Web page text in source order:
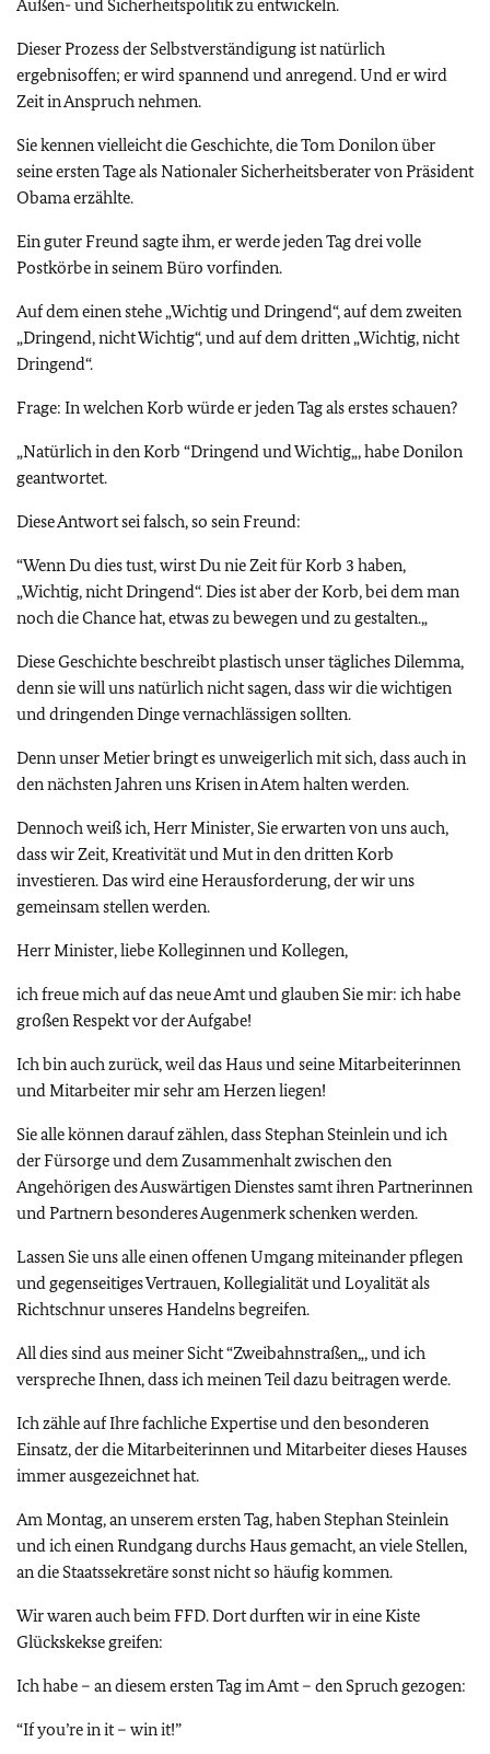
Außen- und Sicherheitspolitik zu entwickeln.
Dieser Prozess der Selbstverständigung ist natürlich
ergebnisoffen; er wird spannend und anregend. Und er wird
Zeit in Anspruch nehmen.
Sie kennen vielleicht die Geschichte, die Tom Donilon über
seine ersten Tage als Nationaler Sicherheitsberater von Präsident
Obama erzählte.
Ein guter Freund sagte ihm, er werde jeden Tag drei volle
Postkörbe in seinem Büro vorfinden.
Auf dem einen stehe „Wichtig und Dringend“, auf dem zweiten
„Dringend, nicht Wichtig“, und auf dem dritten „Wichtig, nicht
Dringend“.
Frage: In welchen Korb würde er jeden Tag als erstes schauen?
„Natürlich in den Korb “Dringend und Wichtig„, habe Donilon
geantwortet.
Diese Antwort sei falsch, so sein Freund:
“Wenn Du dies tust, wirst Du nie Zeit für Korb 3 haben,
„Wichtig, nicht Dringend“. Dies ist aber der Korb, bei dem man
noch die Chance hat, etwas zu bewegen und zu gestalten.„
Diese Geschichte beschreibt plastisch unser tägliches Dilemma,
denn sie will uns natürlich nicht sagen, dass wir die wichtigen
und dringenden Dinge vernachlässigen sollten.
Denn unser Metier bringt es unweigerlich mit sich, dass auch in
den nächsten Jahren uns Krisen in Atem halten werden.
Dennoch weiß ich, Herr Minister, Sie erwarten von uns auch,
dass wir Zeit, Kreativität und Mut in den dritten Korb
investieren. Das wird eine Herausforderung, der wir uns
gemeinsam stellen werden.
Herr Minister, liebe Kolleginnen und Kollegen,
ich freue mich auf das neue Amt und glauben Sie mir: ich habe
großen Respekt vor der Aufgabe!
Ich bin auch zurück, weil das Haus und seine Mitarbeiterinnen
und Mitarbeiter mir sehr am Herzen liegen!
Sie alle können darauf zählen, dass Stephan Steinlein und ich
der Fürsorge und dem Zusammenhalt zwischen den
Angehörigen des Auswärtigen Dienstes samt ihren Partnerinnen
und Partnern besonderes Augenmerk schenken werden.
Lassen Sie uns alle einen offenen Umgang miteinander pflegen
und gegenseitiges Vertrauen, Kollegialität und Loyalität als
Richtschnur unseres Handelns begreifen.
All dies sind aus meiner Sicht “Zweibahnstraßen„, und ich
verspreche Ihnen, dass ich meinen Teil dazu beitragen werde.
Ich zähle auf Ihre fachliche Expertise und den besonderen
Einsatz, der die Mitarbeiterinnen und Mitarbeiter dieses Hauses
immer ausgezeichnet hat.
Am Montag, an unserem ersten Tag, haben Stephan Steinlein
und ich einen Rundgang durchs Haus gemacht, an viele Stellen,
an die Staatssekretäre sonst nicht so häufig kommen.
Wir waren auch beim FFD. Dort durften wir in eine Kiste
Glückskekse greifen:
Ich habe – an diesem ersten Tag im Amt – den Spruch gezogen:
“If you’re in it – win it!”